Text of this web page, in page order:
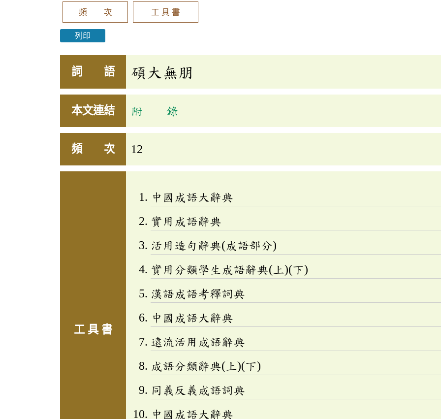
頻 次 工 具 書
列印
詞 語 碩大無朋
本文連結 附 錄
頻 次 12
工 具 書
中國成語大辭典
實用成語辭典
活用造句辭典(成語部分)
實用分類學生成語辭典(上)(下)
漢語成語考釋詞典
中國成語大辭典
遠流活用成語辭典
成語分類辭典(上)(下)
同義反義成語詞典
中國成語大辭典